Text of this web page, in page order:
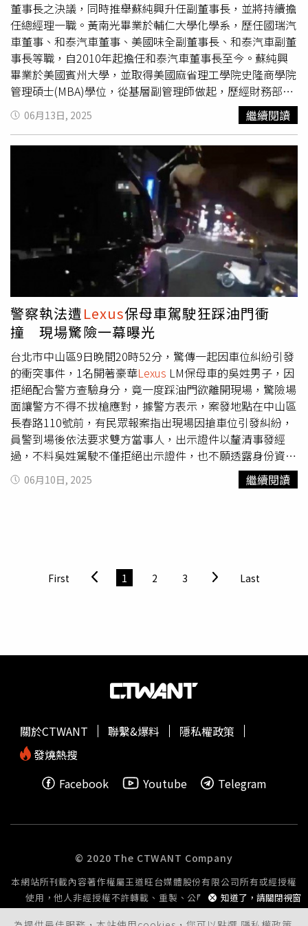
董事長之決議，同時推舉蘇純興升任副董事長，並將持續擔
任總經理一職。黃南光畢業於輔仁大學化學系，歷任國瑞汽
車董事、和泰汽車董事、美國味全副董事長、和泰汽車副董
事長等職，自2010年起擔任和泰汽車董事長至今。蘇純興
畢業於美國賓州大學，並取得美國麻省理工學院史隆商學院
管理碩士(MBA)學位，從基層副管理師做起，歷經財務部經
理、Lexus副總、國瑞汽車副總、車輛營業本部副總等，亦
曾外派至日本豐田汽車歷練。2010年起擔任和泰汽車總經
06月13日, 2025 繼續閱讀
警察執法遭Lexus保母車駕駛狂踩油門衝
撞 現場驚險一幕曝光
台北市中山區9日晚間20時52分，驚傳一起因車位糾紛引發
的衝突事件，1名開著豪華Lexus LM保母車的吳姓男子，因
拒絕配合警方查驗身分，竟一度踩油門欲離開現場，驚險場
面讓警方不得不拔槍應對，據警方表示，案發地點在中山區
長春路110號前，有民眾報案指出現場因搶車位引發糾紛，
員警到場後依法要求雙方當事人，出示證件以釐清事發經
過，不料吳姓駕駛不僅拒絕出示證件，也不願透露身份資
料。警方當場告知吳男，若持續不配合查驗，將依法帶返警
所進一步確認身分，豈料，吳男竟突然踩油門試圖駕車離
警依據《警械使用條例》做出判斷，拔槍時機合理，並無過
當，吳男辯稱自己是「誤以為警察叫我去停車才會開車」，
理性配合，依法出示證件，若對執法過程有疑義，可循行政
全，以免衍生不必要的法律責任。
06月10日, 2025 繼續閱讀
First 1 2 3 Last
知道了，請關閉視窗
關於CTWANT 聯繫&爆料
隱私權政策
發燒熱搜
Facebook
Youtube Telegram
© 2020 The CTWANT Company
本網站所刊載內容著作權屬王道旺台媒體股份有限公司所有或經授權
使用，他人非經授權不許轉載、重製、公開播送或公開傳輸。